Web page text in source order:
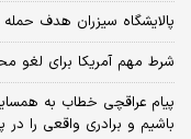
پالایشگاه سیزران هدف حمله
شرط مهم آمریکا برای لغو
پیام عراقچی خطاب به
باشیم و برادری واقعی را